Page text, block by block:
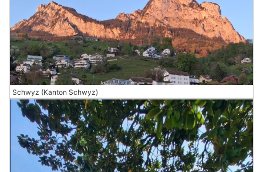
Schwyz (Kanton Schwyz)